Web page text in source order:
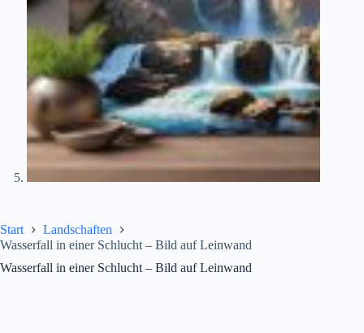
Start
Landschaften
Wasserfall in einer Schlucht – Bild auf Leinwand
Wasserfall in einer Schlucht – Bild auf Leinwand